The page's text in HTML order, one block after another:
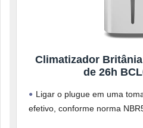
Climatizador
de 26h
Ligar o plugue em uma
efetivo, conforme norma